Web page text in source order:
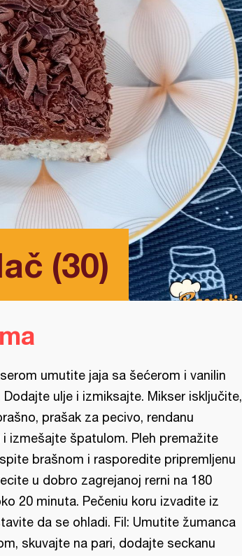
(30)
umutite jaja sa šećerom i vanilin
Dodajte ulje i izmiksajte. Mikser isključite,
prašak za pecivo, rendanu
i izmešajte špatulom. Pleh premažite
brašnom i rasporedite pripremljenu
u dobro zagrejanoj rerni na 180
20 minuta. Pečeniu koru izvadite iz
da se ohladi. Fil: Umutite žumanca
skuvajte na pari, dodajte seckanu